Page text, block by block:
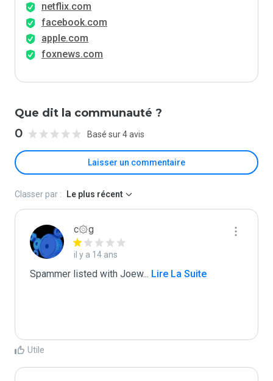
netflix.com
facebook.com
apple.com
foxnews.com
Que dit la communauté ?
0 Basé sur 4 avis
Laisser un commentaire
Classer par : Le plus récent
c۞g
il y a 14 ans
Spammer listed with Joew... Lire La Suite
Utile